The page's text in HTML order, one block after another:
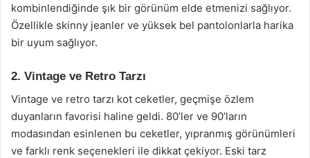
kombinlendiğinde şık bir görünüm elde etmenizi sağlıyor.
Özellikle skinny jeanler ve yüksek bel pantolonlarla harika
bir uyum sağlıyor.
2. Vintage ve Retro Tarzı
Vintage ve retro tarzı kot ceketler, geçmişe özlem
duyanların favorisi haline geldi. 80’ler ve 90’ların
modasından esinlenen bu ceketler, yıpranmış görünümleri
ve farklı renk seçenekleri ile dikkat çekiyor. Eski tarz